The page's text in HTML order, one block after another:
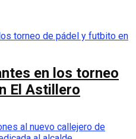
en los torneo
El Astillero